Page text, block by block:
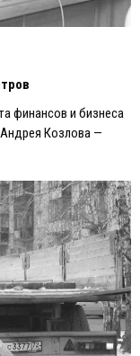
финансов и бизнеса
Козлова —